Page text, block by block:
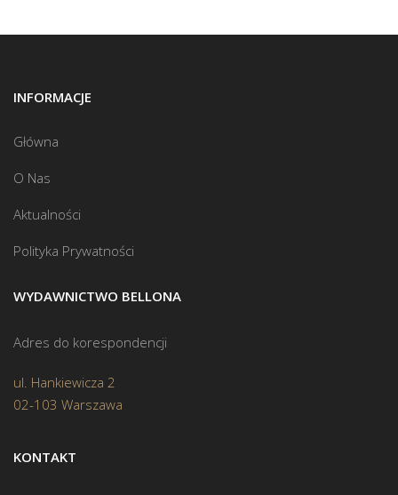
INFORMACJE
Główna
O Nas
Aktualności
Polityka Prywatności
WYDAWNICTWO BELLONA
Adres do korespondencji
ul. Hankiewicza 2
02-103 Warszawa
KONTAKT